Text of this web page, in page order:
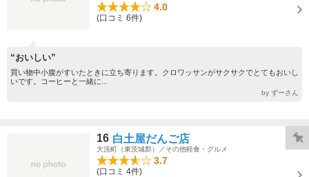
4.0
(口コミ 6件)
“おいしい”
買い物中小腹がすいたときに立ち寄ります。クロワッサンがサクサクでとてもおいし
いです。コーヒーと一緒に...
by ずーさん
16 白土屋だんご店
大洗町（東茨城郡）／その他軽食・グルメ
3.7
(口コミ 4件)